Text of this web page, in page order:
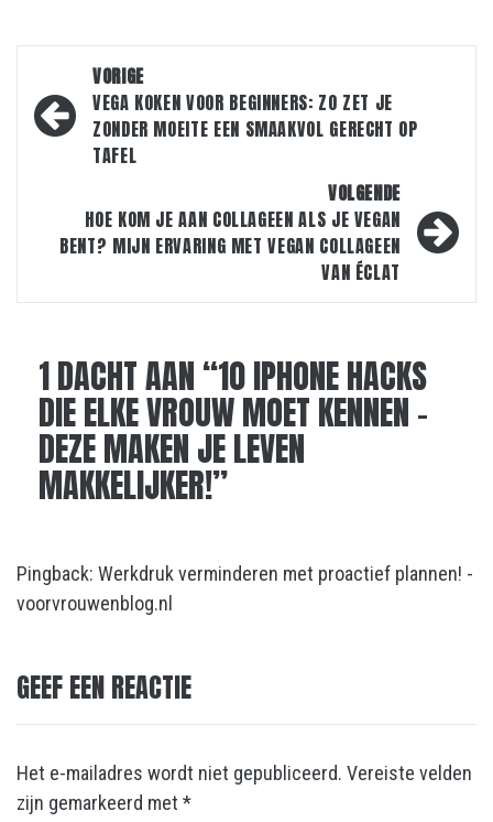
Bericht
navigatie
VORIGE
VEGA KOKEN VOOR BEGINNERS: ZO ZET JE
ZONDER MOEITE EEN SMAAKVOL GERECHT OP
TAFEL
VOLGENDE
HOE KOM JE AAN COLLAGEEN ALS JE VEGAN
BENT? MIJN ERVARING MET VEGAN COLLAGEEN
VAN ÉCLAT
1 DACHT AAN “10 IPHONE HACKS
DIE ELKE VROUW MOET KENNEN –
DEZE MAKEN JE LEVEN
MAKKELIJKER!”
Pingback: Werkdruk verminderen met proactief plannen! -
voorvrouwenblog.nl
GEEF EEN REACTIE
Het e-mailadres wordt niet gepubliceerd. Vereiste velden
zijn gemarkeerd met *